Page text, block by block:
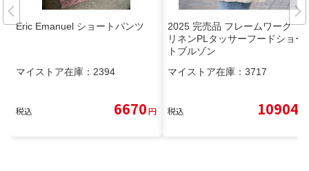
Eric Emanuel ショートパンツ
マイストア在庫： 2394
税込 6670円
2025 完売品 フレームワーク
リネンPLタッサーフードショー
トブルゾン
マイストア在庫： 3717
税込 10904